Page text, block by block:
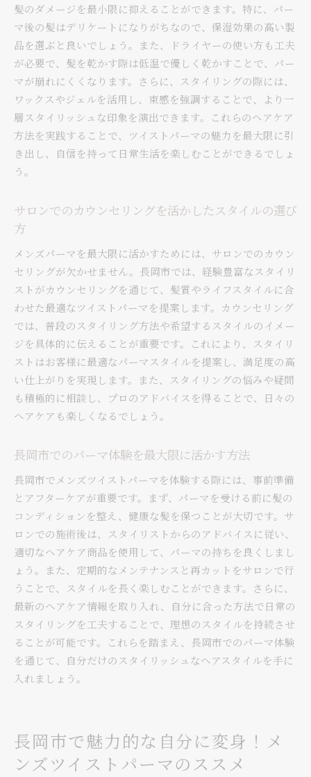
髪のダメージを最小限に抑えることができます。特に、パー
マ後の髪はデリケートになりがちなので、保湿効果の高い製
品を選ぶと良いでしょう。また、ドライヤーの使い方も工夫
が必要で、髪を乾かす際は低温で優しく乾かすことで、パー
マが崩れにくくなります。さらに、スタイリングの際には、
ワックスやジェルを活用し、束感を強調することで、より一
層スタイリッシュな印象を演出できます。これらのヘアケア
方法を実践することで、ツイストパーマの魅力を最大限に引
き出し、自信を持って日常生活を楽しむことができるでしょ
う。
サロンでのカウンセリングを活かしたスタイルの選び
方
メンズパーマを最大限に活かすためには、サロンでのカウン
セリングが欠かせません。長岡市では、経験豊富なスタイリ
ストがカウンセリングを通じて、髪質やライフスタイルに合
わせた最適なツイストパーマを提案します。カウンセリング
では、普段のスタイリング方法や希望するスタイルのイメー
ジを具体的に伝えることが重要です。これにより、スタイリ
ストはお客様に最適なパーマスタイルを提案し、満足度の高
い仕上がりを実現します。また、スタイリングの悩みや疑問
も積極的に相談し、プロのアドバイスを得ることで、日々の
ヘアケアも楽しくなるでしょう。
長岡市でのパーマ体験を最大限に活かす方法
長岡市でメンズツイストパーマを体験する際には、事前準備
とアフターケアが重要です。まず、パーマを受ける前に髪の
コンディションを整え、健康な髪を保つことが大切です。サ
ロンでの施術後は、スタイリストからのアドバイスに従い、
適切なヘアケア商品を使用して、パーマの持ちを良くしまし
ょう。また、定期的なメンテナンスと再カットをサロンで行
うことで、スタイルを長く楽しむことができます。さらに、
最新のヘアケア情報を取り入れ、自分に合った方法で日常の
スタイリングを工夫することで、理想のスタイルを持続させ
ることが可能です。これらを踏まえ、長岡市でのパーマ体験
を通じて、自分だけのスタイリッシュなヘアスタイルを手に
入れましょう。
長岡市で魅力的な自分に変身！メ
ンズツイストパーマのススメ